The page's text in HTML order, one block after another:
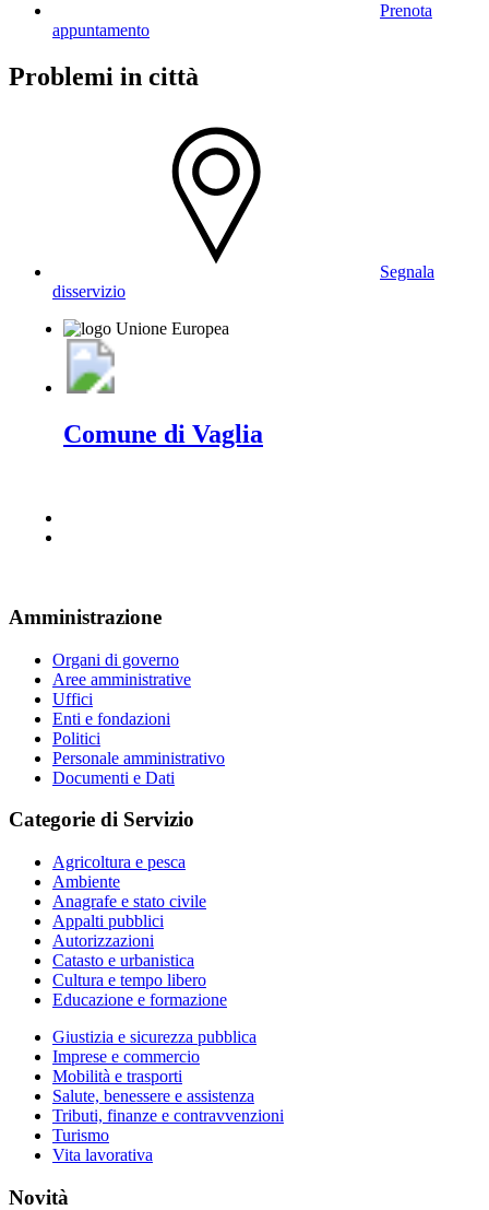
Prenota
appuntamento
Problemi in città
Segnala
disservizio
Comune di Vaglia
Amministrazione
Organi di governo
Aree amministrative
Uffici
Enti e fondazioni
Politici
Personale amministrativo
Documenti e Dati
Categorie di Servizio
Agricoltura e pesca
Ambiente
Anagrafe e stato civile
Appalti pubblici
Autorizzazioni
Catasto e urbanistica
Cultura e tempo libero
Educazione e formazione
Giustizia e sicurezza pubblica
Imprese e commercio
Mobilità e trasporti
Salute, benessere e assistenza
Tributi, finanze e contravvenzioni
Turismo
Vita lavorativa
Novità